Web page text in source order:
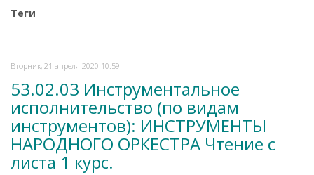
Теги
Вторник, 21 апреля 2020 10:59
53.02.03 Инструментальное
исполнительство (по видам
инструментов): ИНСТРУМЕНТЫ
НАРОДНОГО ОРКЕСТРА Чтение с
листа 1 курс.